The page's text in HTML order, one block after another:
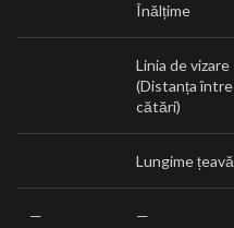
Înălțime
Linia de vizare
(Distanța între
cătări)
Lungime țeavă
— —